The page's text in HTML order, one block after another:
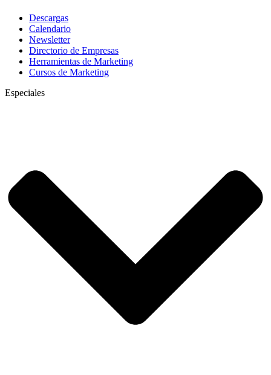
Descargas
Calendario
Newsletter
Directorio de Empresas
Herramientas de Marketing
Cursos de Marketing
Especiales